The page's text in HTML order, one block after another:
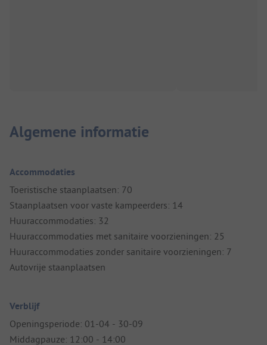
Algemene informatie
Accommodaties
Toeristische staanplaatsen: 70
Staanplaatsen voor vaste kampeerders: 14
Huuraccommodaties: 32
Huuraccommodaties met sanitaire voorzieningen: 25
Huuraccommodaties zonder sanitaire voorzieningen: 7
Autovrije staanplaatsen
Verblijf
Openingsperiode: 01-04 - 30-09
Middagpauze: 12:00 - 14:00